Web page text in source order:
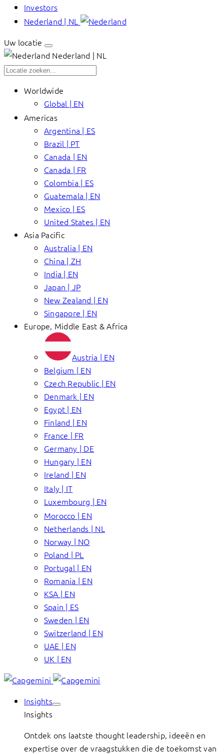
Investors
Nederland | NL
Uw locatie
Nederland | NL
Worldwide
Global | EN
Americas
Argentina | ES
Brazil | PT
Canada | EN
Canada | FR
Colombia | ES
Guatemala | EN
Mexico | ES
United States | EN
Asia Pacific
Australia | EN
China | ZH
India | EN
Japan | JP
New Zealand | EN
Singapore | EN
Europe, Middle East & Africa
Austria | EN
Belgium | EN
Czech Republic | EN
Denmark | EN
Egypt | EN
Finland | EN
France | FR
Germany | DE
Hungary | EN
Ireland | EN
Italy | IT
Luxembourg | EN
Morocco | EN
Netherlands | NL
Norway | NO
Poland | PL
Portugal | EN
Romania | EN
KSA | EN
Spain | ES
Sweden | EN
Switzerland | EN
UAE | EN
UK | EN
Insights
Insights
Ontdek ons laatste thought leadership, ideeën en
expertise over de vraagstukken die de toekomst van